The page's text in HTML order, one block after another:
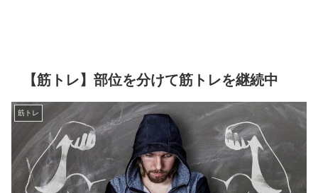
【筋トレ】部位を分けて筋トレを継続中
筋トレ